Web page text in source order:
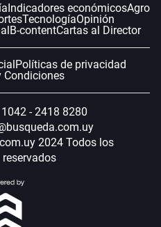
Indicadores económicosAgro
TecnologíaOpinión
B-contentCartas al Director
Políticas de privacidad
Condiciones
- 2418 8280
2024 Todos los